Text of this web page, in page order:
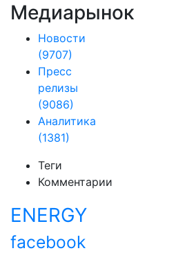
Медиарынок
Новости
(9707)
Пресс
релизы
(9086)
Аналитика
(1381)
Теги
Комментарии
ENERGY
facebook